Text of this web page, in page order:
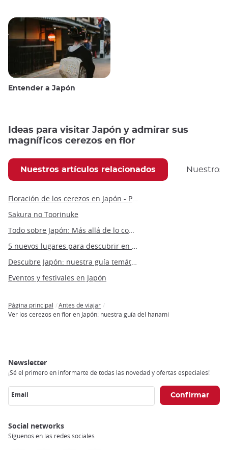
Entender a Japón
Ideas para visitar Japón y admirar sus
magníficos cerezos en flor
Nuestros artículos relacionados Nuestros
Floración de los cerezos en Japón - Previsión 2022
Sakura no Toorinuke
Todo sobre Japón: Más allá de lo convencional
5 nuevos lugares para descubrir en Japón en 2022
Descubre Japón: nuestra guía temática de Japón
Eventos y festivales en Japón
Breadcrumb
Página principal
Antes de viajar
Ver los cerezos en flor en Japón: nuestra guía del hanami
Newsletter
¡Sé el primero en informarte de todas las novedad y ofertas especiales!
Email
Social networks
Síguenos en las redes sociales